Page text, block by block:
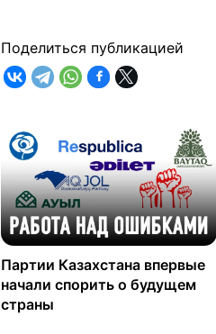
Поделиться публикацией
Партии Казахстана впервые
начали спорить о будущем
страны